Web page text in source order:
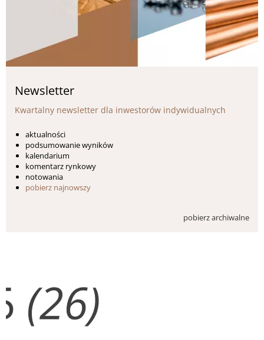
Newsletter
Kwartalny newsletter dla inwestorów indywidualnych
aktualności
podsumowanie wyników
kalendarium
komentarz rynkowy
notowania
pobierz najnowszy
pobierz archiwalne